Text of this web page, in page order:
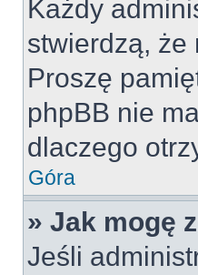
Każdy
stwierdzą, że
Proszę
phpBB nie
dlaczego
Góra
» Jak mogę
Jeśli